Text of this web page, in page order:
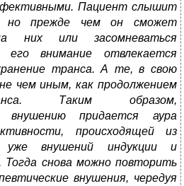
Пациент слышит
но прежде чем он сможет
них или засомневаться
его внимание отвлекается
транса. А те, в свою
чем иным, как продолжением
Таким образом,
внушению придается аура
происходящей из
уже внушений индукции и
Тогда снова можно повторить
внушения, чередуя